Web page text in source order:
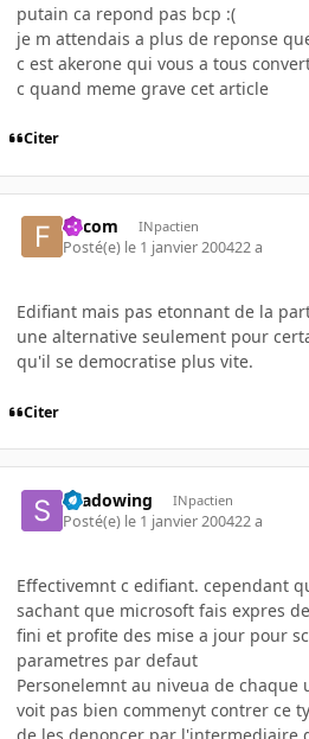
putain ca repond pas bcp :(
je m attendais a plus de reponse
c est akerone qui vous a tous
c quand meme grave cet article
Citer
falcom INpactien
Posté(e) le 1 janvier 200422 a
Edifiant mais pas etonnant de la
une alternative seulement pour
qu'il se democratise plus vite.
Citer
shadowing INpactien
Posté(e) le 1 janvier 200422 a
Effectivemnt c edifiant. cependant
sachant que microsoft fais expres
fini et profite des mise a jour pour
parametres par defaut
Personelemnt au niveua de
voit pas bien commenyt contrer ce